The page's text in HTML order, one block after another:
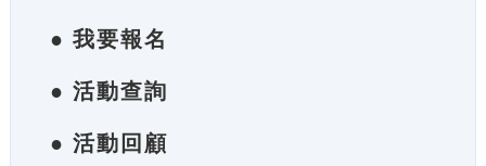
● 我要報名
● 活動查詢
● 活動回顧